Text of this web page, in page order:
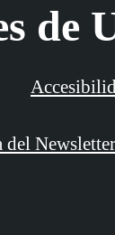
de
del Newsletter